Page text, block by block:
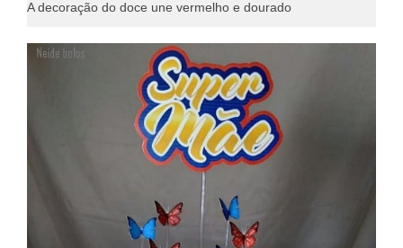
A decoração do doce une vermelho e dourado